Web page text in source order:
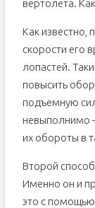
вертолета.
Как известно,
скорости его
лопастей.
повысить
подъемную
невыполнимо
их обороты в
Второй
Именно он и
это с помощью